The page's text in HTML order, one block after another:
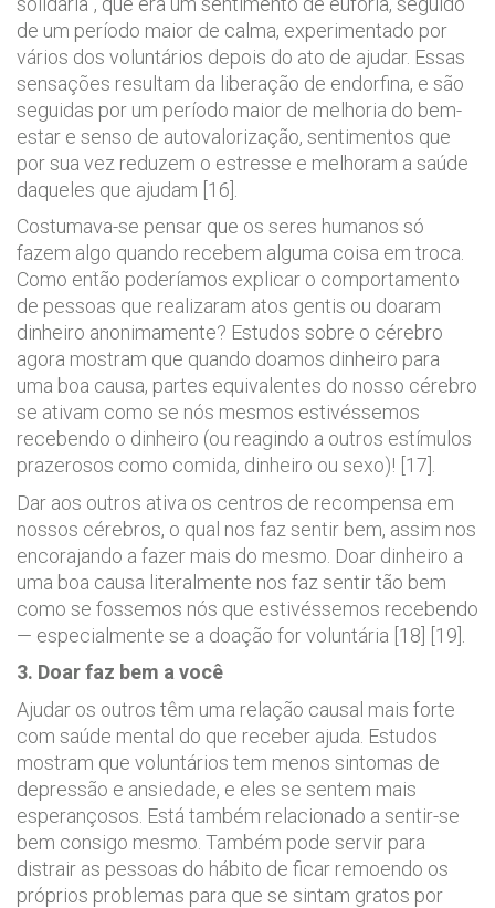
de um período maior de calma, experimentado por
vários dos voluntários depois do ato de ajudar. Essas
sensações resultam da liberação de endorfina, e são
seguidas por um período maior de melhoria do bem-
estar e senso de autovalorização, sentimentos que
por sua vez reduzem o estresse e melhoram a saúde
daqueles que ajudam [16].
Costumava-se pensar que os seres humanos só
fazem algo quando recebem alguma coisa em troca.
Como então poderíamos explicar o comportamento
de pessoas que realizaram atos gentis ou doaram
dinheiro anonimamente? Estudos sobre o cérebro
agora mostram que quando doamos dinheiro para
uma boa causa, partes equivalentes do nosso cérebro
se ativam como se nós mesmos estivéssemos
recebendo o dinheiro (ou reagindo a outros estímulos
prazerosos como comida, dinheiro ou sexo)! [17].
Dar aos outros ativa os centros de recompensa em
nossos cérebros, o qual nos faz sentir bem, assim nos
encorajando a fazer mais do mesmo. Doar dinheiro a
uma boa causa literalmente nos faz sentir tão bem
como se fossemos nós que estivéssemos recebendo
— especialmente se a doação for voluntária [18] [19].
3. Doar faz bem a você
Ajudar os outros têm uma relação causal mais forte
com saúde mental do que receber ajuda. Estudos
mostram que voluntários tem menos sintomas de
depressão e ansiedade, e eles se sentem mais
esperançosos. Está também relacionado a sentir-se
bem consigo mesmo. Também pode servir para
distrair as pessoas do hábito de ficar remoendo os
próprios problemas para que se sintam gratos por